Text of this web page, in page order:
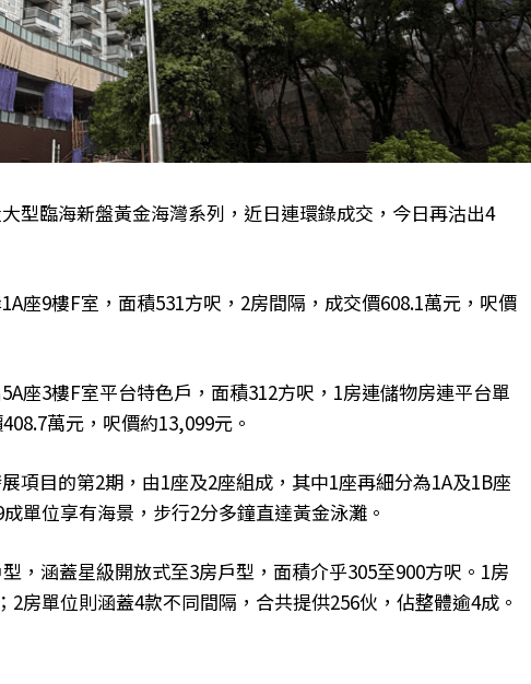
型臨海新盤黃金海灣系列，近日連環錄成交，今日再沽出4
座9樓F室，面積531方呎，2房間隔，成交價608.1萬元，呎價
座3樓F室平台特色戶，面積312方呎，1房連儲物房連平台單
萬元，呎價約13,099元。
項目的第2期，由1座及2座組成，其中1座再細分為1A及1B座
單位享有海景，步行2分多鐘直達黃金泳灘。
，涵蓋星級開放式至3房戶型，面積介乎305至900方呎。1房
2房單位則涵蓋4款不同間隔，合共提供256伙，佔整體逾4成。